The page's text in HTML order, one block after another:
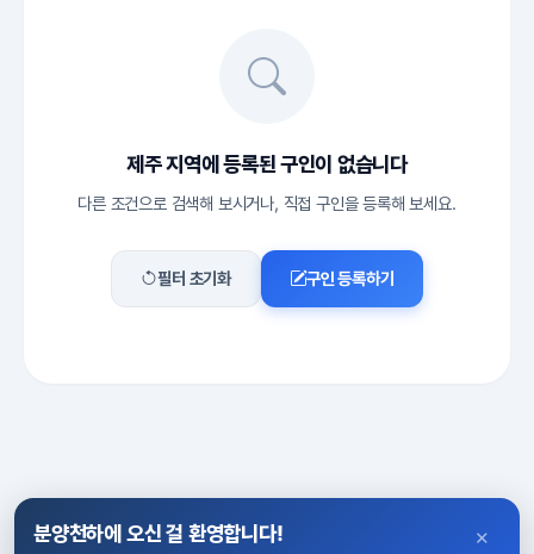
제주 지역에 등록된 구인이 없습니다
다른 조건으로 검색해 보시거나, 직접 구인을 등록해 보세요.
필터 초기화 구인 등록하기
×
분양천하에 오신 걸 환영합니다!